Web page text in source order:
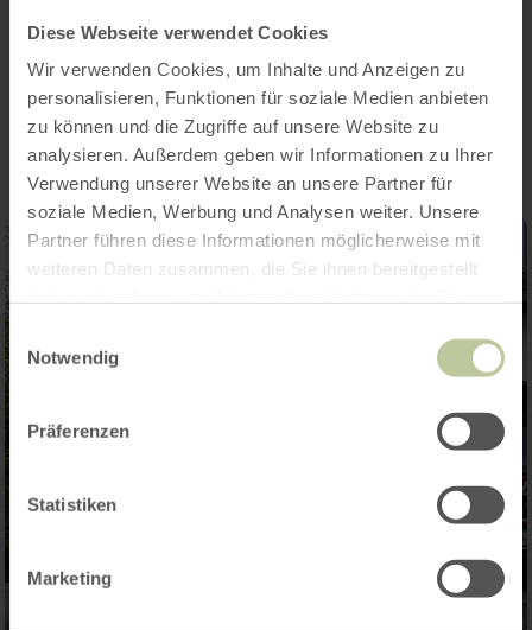
Diese Webseite verwendet Cookies
Wir verwenden Cookies, um Inhalte und Anzeigen zu
personalisieren, Funktionen für soziale Medien anbieten
zu können und die Zugriffe auf unsere Website zu
analysieren. Außerdem geben wir Informationen zu Ihrer
Verwendung unserer Website an unsere Partner für
soziale Medien, Werbung und Analysen weiter. Unsere
Partner führen diese Informationen möglicherweise mit
weiteren Daten zusammen, die Sie ihnen bereitgestellt
Notwendig
Präferenzen
Statistiken
Marketing
Impressions